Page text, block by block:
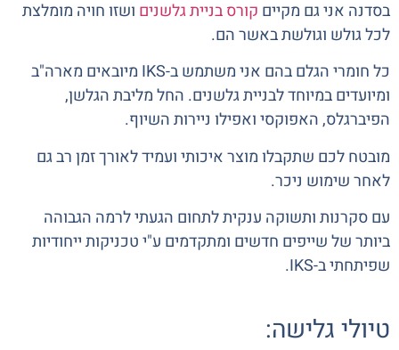
בסדנה אני גם מקיים קורס בניית גלשנים ושזו חויה מומלצת
לכל גולש וגולשת באשר הם.
כל חומרי הגלם בהם אני משתמש ב-IKS מיובאים מארה"ב
ומיועדים במיוחד לבניית גלשנים. החל מליבת הגלשן,
הפיברגלס, האפוקסי ואפילו ניירות השיוף.
מובטח לכם שתקבלו מוצר איכותי ועמיד לאורך זמן רב גם
לאחר שימוש ניכר.
עם סקרנות ותשוקה ענקית לתחום הגעתי לרמה הגבוהה
ביותר של שייפים חדשים ומתקדמים ע"י טכניקות ייחודיות
שפיתחתי ב-IKS.
טיולי גלישה: